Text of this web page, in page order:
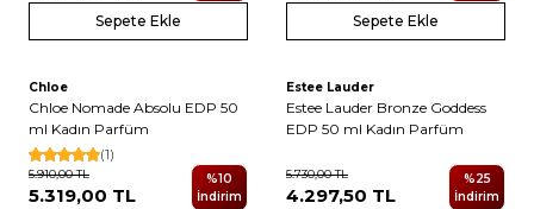
Sepete Ekle Sepete Ekle
Chloe
Chloe Nomade Absolu EDP 50
ml Kadın Parfüm
(1)
5.910,00TL
5.319,00 TL
%10
İndirim
Yeni
2
Estee Lauder
Estee Lauder Bronze Goddess
EDP 50 ml Kadın Parfüm
5.730,00TL
4.297,50 TL
%25
İndirim